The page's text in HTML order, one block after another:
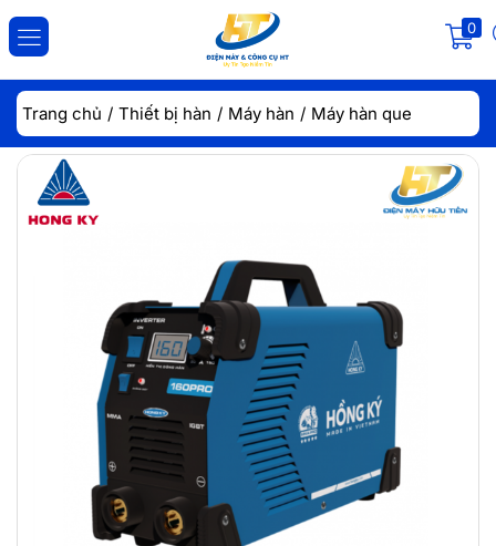
0
ĐĂNG NHẬP ĐĂNG KÝ
Nhập tài khoản và mật khẩu để đăng nhập.
Lưu đăng nhập
Đăng Nhập
Quên mật khẩu?
Trang chủ Thiết bị hàn Máy hàn Máy hàn que